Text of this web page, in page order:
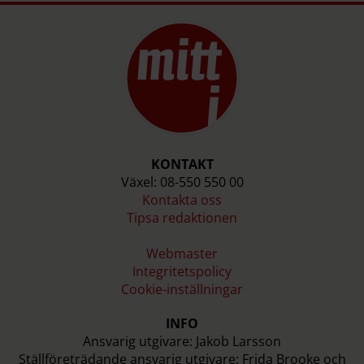
KONTAKT
Växel: 08-550 550 00
Kontakta oss
Tipsa redaktionen
Webmaster
Integritetspolicy
Cookie-inställningar
INFO
Ansvarig utgivare: Jakob Larsson
Ställföreträdande ansvarig utgivare: Frida Brooke och